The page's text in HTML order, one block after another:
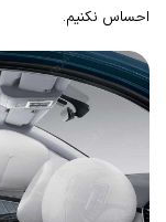
احساس نکنیم.